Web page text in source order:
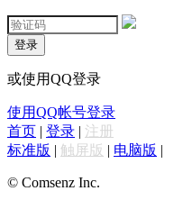
登录
或使用QQ登录
使用QQ帐号登录
首页 | 登录 | 注册
标准版 | 触屏版 | 电脑版 |
© Comsenz Inc.